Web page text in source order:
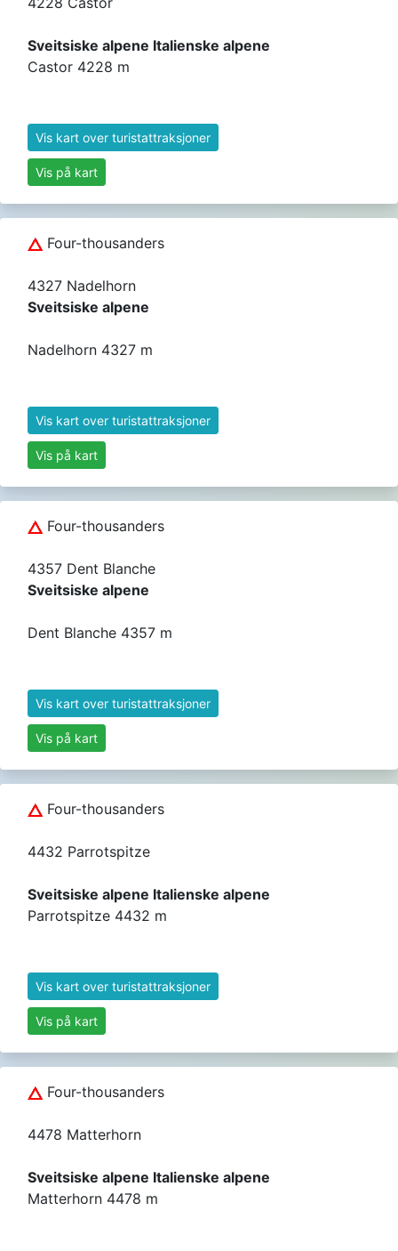
Sveitsiske alpene Italienske alpene
Castor 4228 m
Vis kart over turistattraksjoner
Vis på kart
Four-thousanders
4327 Nadelhorn
Sveitsiske alpene
Nadelhorn 4327 m
Vis kart over turistattraksjoner
Vis på kart
Four-thousanders
4357 Dent Blanche
Sveitsiske alpene
Dent Blanche 4357 m
Vis kart over turistattraksjoner
Vis på kart
Four-thousanders
4432 Parrotspitze
Sveitsiske alpene Italienske alpene
Parrotspitze 4432 m
Vis kart over turistattraksjoner
Vis på kart
Four-thousanders
4478 Matterhorn
Sveitsiske alpene Italienske alpene
Matterhorn 4478 m